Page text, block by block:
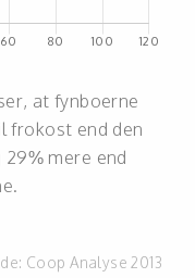
at fynboerne
frokost end den
mere end
Coop Analyse 2013